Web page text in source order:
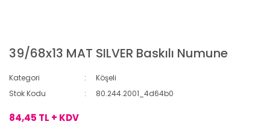
39/68x13 MAT SILVER Baskılı Numune
Kategori
Köşeli
Stok Kodu
80.244.2001_4d64b0
84,45 TL + KDV